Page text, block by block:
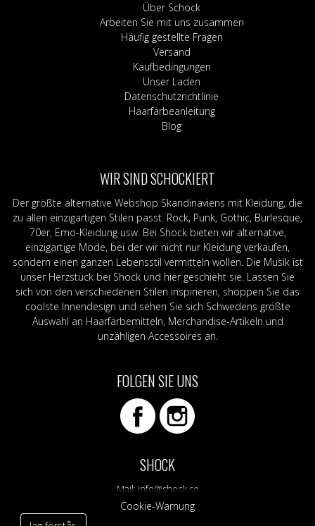
können
Produktseite
Über Schock
Arbeiten Sie mit uns zusammen
Häufig gestellte Fragen
Versand
Kaufbedingungen
Unser Laden
Datenschutzrichtlinie
Haarfärbeanleitung
Blog
WIR SIND SCHOCKIERT
Der größte alternative Webshop Skandinaviens mit Kleidung, die
zu allen einzigartigen Stilen passt. Rock, Punk, Gothic, Burlesque,
70er, Emo-Kleidung usw. Bei Shock bieten wir alternative,
einzigartige Mode, bei der wir nicht nur Kleidung verkaufen,
sondern einen ganzen Lebensstil vermitteln wollen. Die Musik ist
unser Herzstück bei Shock und hier geschieht sie. Lassen Sie
sich von den verschiedenen Stilen inspirieren, shoppen Sie das
coolste Innendesign und sehen Sie sich Schwedens größte
Auswahl an Haarfärbemitteln, Merchandise-Artikeln und
unzähligen Accessoires an.
FOLGEN SIE UNS
SHOCK
Mail: info@shock.se
Cookie-Warnung